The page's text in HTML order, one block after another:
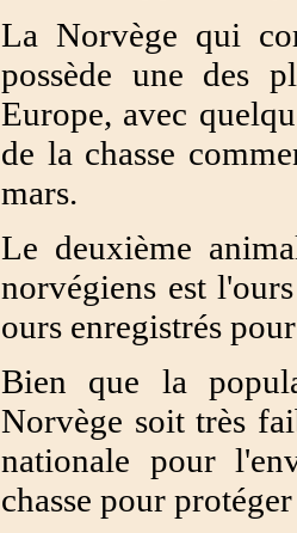
La Norvège qui
possède une des
Europe, avec
de la chasse
mars.
Le deuxième
norvégiens est
ours enregistrés
Bien que la
Norvège soit très
nationale pour
chasse pour